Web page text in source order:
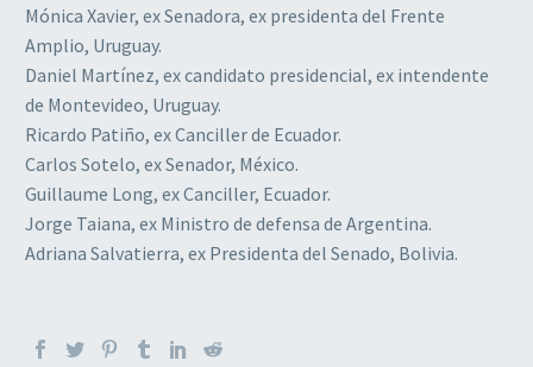
Mónica Xavier, ex Senadora, ex presidenta del Frente
Amplio, Uruguay.
Daniel Martínez, ex candidato presidencial, ex intendente
de Montevideo, Uruguay.
Ricardo Patiño, ex Canciller de Ecuador.
Carlos Sotelo, ex Senador, México.
Guillaume Long, ex Canciller, Ecuador.
Jorge Taiana, ex Ministro de defensa de Argentina.
Adriana Salvatierra, ex Presidenta del Senado, Bolivia.